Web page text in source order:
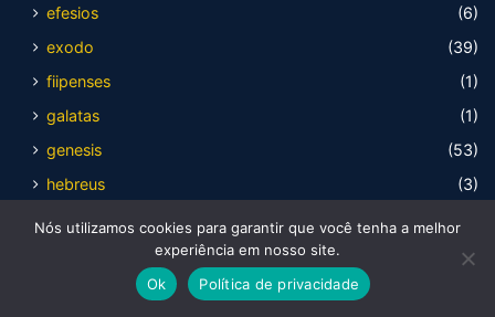
efesios
(6)
exodo
(39)
fiipenses
(1)
galatas
(1)
genesis
(53)
hebreus
(3)
ICorintios
(4)
Nós utilizamos cookies para garantir que você tenha a melhor
experiência em nosso site.
Ok
Política de privacidade